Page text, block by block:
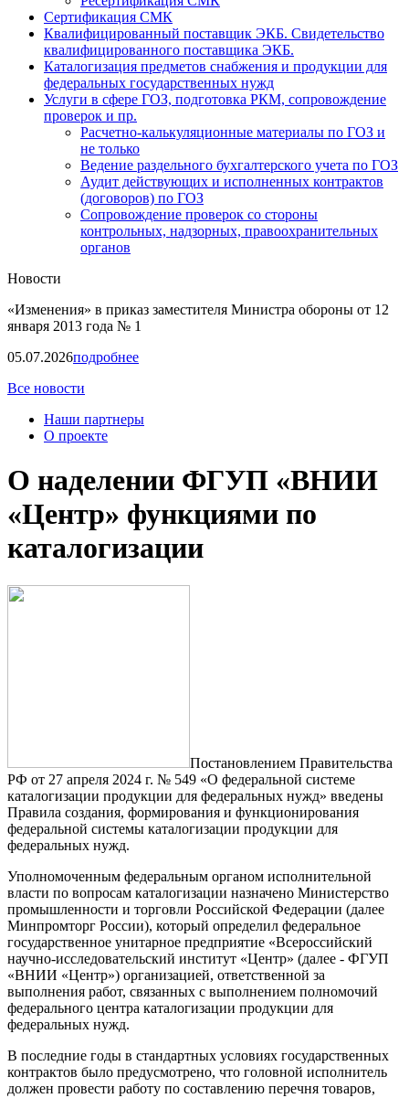
Сертификация СМК
Квалифицированный поставщик ЭКБ. Свидетельство
квалифицированного поставщика ЭКБ.
Каталогизация предметов снабжения и продукции для
федеральных государственных нужд
Услуги в сфере ГОЗ, подготовка РКМ, сопровождение
проверок и пр.
Расчетно-калькуляционные материалы по ГОЗ и
не только
Ведение раздельного бухгалтерского учета по ГОЗ
Аудит действующих и исполненных контрактов
(договоров) по ГОЗ
Cопровождение проверок со стороны
контрольных, надзорных, правоохранительных
органов
Новости
«Изменения» в приказ заместителя Министра обороны от 12
января 2013 года № 1
05.07.2026подробнее
Все новости
Наши партнеры
О проекте
О наделении ФГУП «ВНИИ
«Центр» функциями по
каталогизации
Постановлением Правительства
РФ от 27 апреля 2024 г. № 549 «О федеральной системе
каталогизации продукции для федеральных нужд» введены
Правила создания, формирования и функционирования
федеральной системы каталогизации продукции для
федеральных нужд.
Уполномоченным федеральным органом исполнительной
власти по вопросам каталогизации назначено Министерство
промышленности и торговли Российской Федерации (далее
Минпромторг России), который определил федеральное
государственное унитарное предприятие «Всероссийский
научно-исследовательский институт «Центр» (далее - ФГУП
«ВНИИ «Центр») организацией, ответственной за
выполнения работ, связанных с выполнением полномочий
федерального центра каталогизации продукции для
федеральных нужд.
В последние годы в стандартных условиях государственных
контрактов было предусмотрено, что головной исполнитель
должен провести работу по составлению перечня товаров,